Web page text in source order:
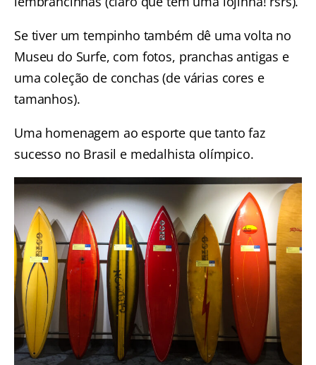
Se tiver um tempinho também dê uma volta no
Museu do Surfe, com fotos, pranchas antigas e
uma coleção de conchas (de várias cores e
tamanhos).
Uma homenagem ao esporte que tanto faz
sucesso no Brasil e medalhista olímpico.